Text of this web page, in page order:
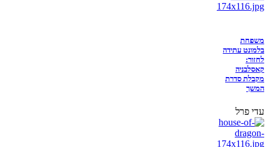
משפחת
בלמונט עתידה
לחזור:
קאסלבניה
מקבלת סדרת
המשך
עדי פרל